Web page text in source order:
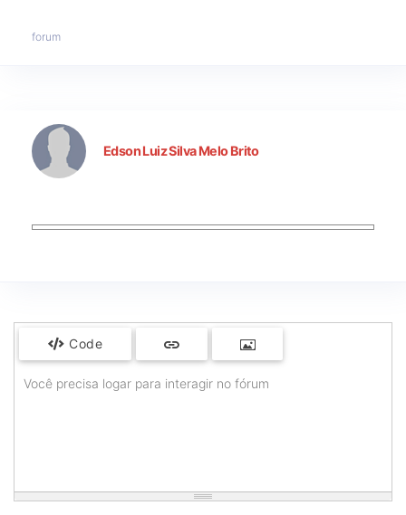
forum
Edson Luiz Silva Melo Brito
Code
Você precisa logar para interagir no fórum